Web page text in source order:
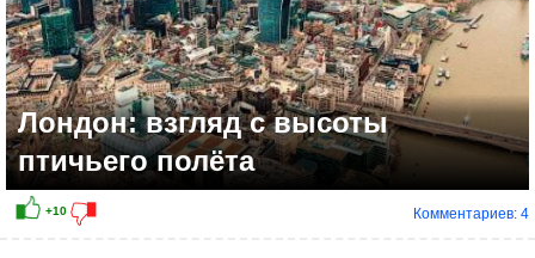
Лондон: взгляд с высоты
птичьего полёта
Комментариев: 4